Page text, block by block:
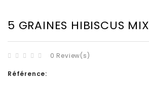
5 GRAINES HIBISCUS MIX
0 Review(s)
Référence: